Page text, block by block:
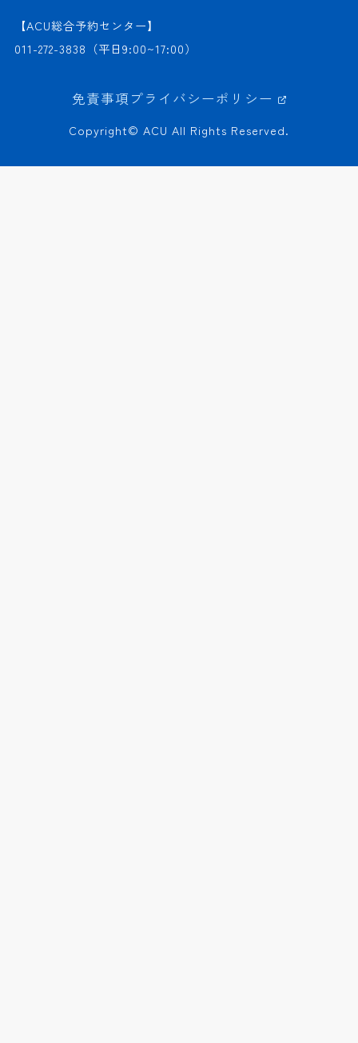
【ACU総合予約センター】
011-272-3838 （平日9:00~17:00）
免責事項プライバシーポリシー
Copyright© ACU All Rights Reserved.